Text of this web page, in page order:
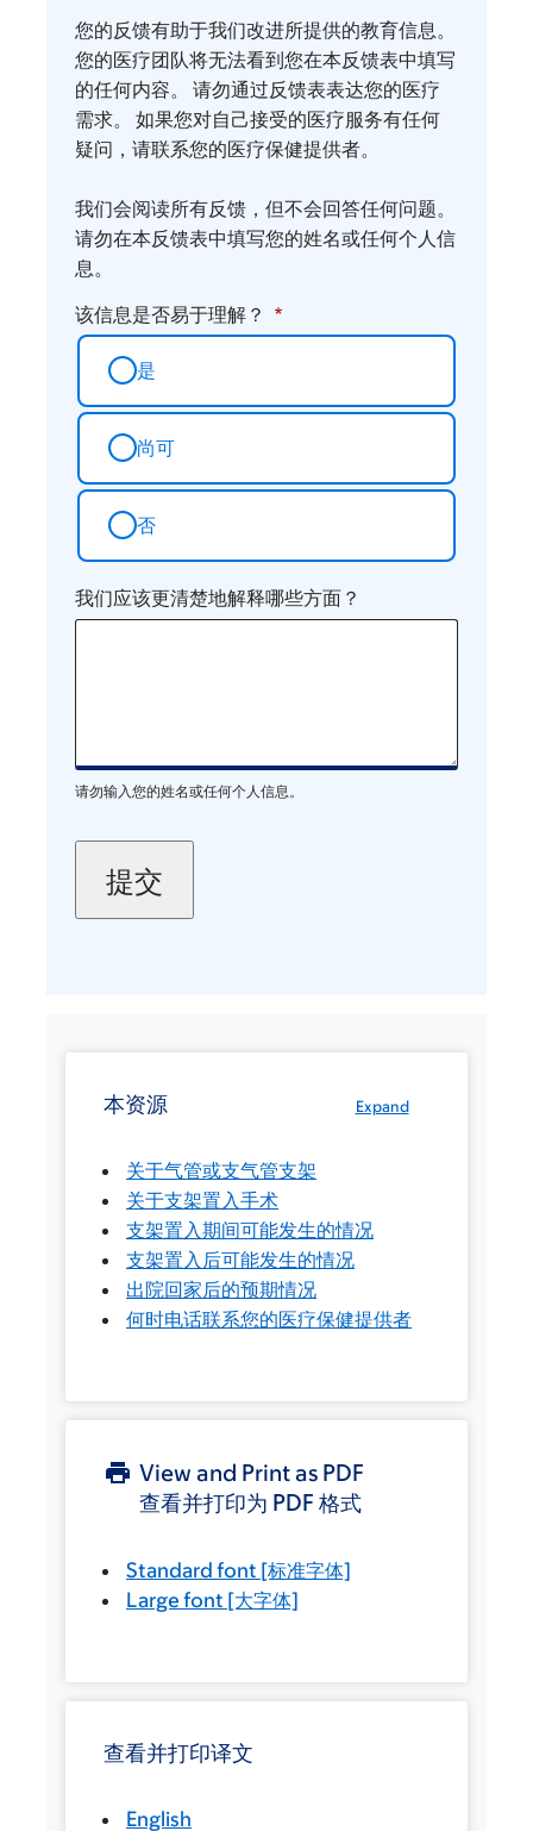
我
们
您
的
想
您的反馈有助于我们改进所提供的教育信息。
您的医疗团队将无法看到您在本反馈表中填写
的任何内容。 请勿通过反馈表表达您的医疗
需求。 如果您对自己接受的医疗服务有任何
疑问，请联系您的医疗保健提供者。
我们会阅读所有反馈，但不会回答任何问题。
请勿在本反馈表中填写您的姓名或任何个人信
息。
该信息是否易于理解？
是
尚可
否
我们应该更清楚地解释哪些方面？
请勿输入您的姓名或任何个人信息。
Expand
本资源
关于气管或支气管支架
关于支架置入手术
支架置入期间可能发生的情况
支架置入后可能发生的情况
出院回家后的预期情况
何时电话联系您的医疗保健提供者
View and Print as PDF
查看并打印为 PDF 格式
Standard font [标准字体]
Large font [大字体]
查看并打印译文
English